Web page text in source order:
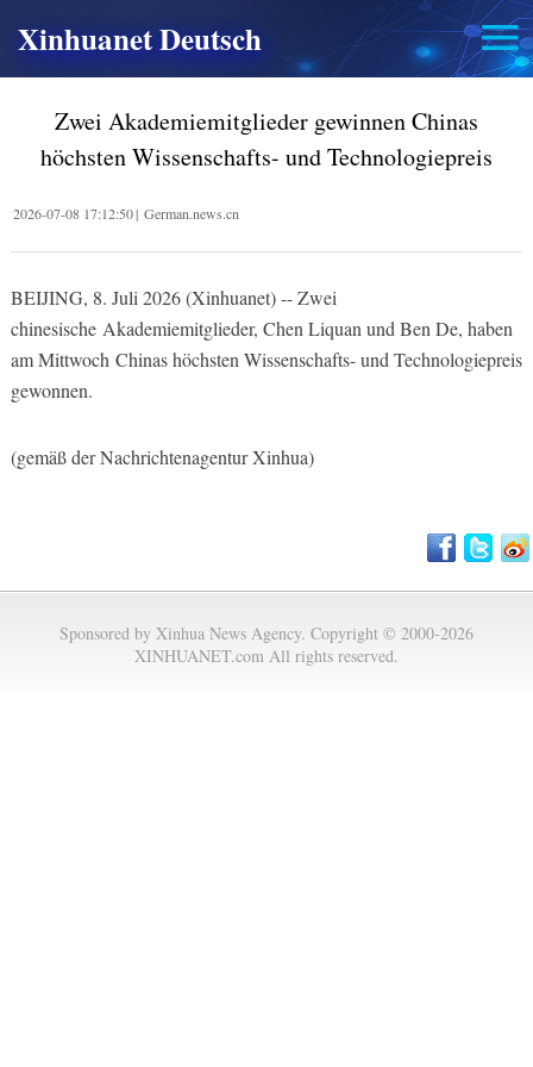
Xinhuanet Deutsch
Zwei Akademiemitglieder gewinnen Chinas
höchsten Wissenschafts- und Technologiepreis
2026-07-08 17:12:50| German.news.cn
BEIJING, 8. Juli 2026 (Xinhuanet) -- Zwei
chinesische Akademiemitglieder, Chen Liquan und Ben De, haben
am Mittwoch Chinas höchsten Wissenschafts- und Technologiepreis
gewonnen.
(gemäß der Nachrichtenagentur Xinhua)
Sponsored by Xinhua News Agency. Copyright © 2000-2026
XINHUANET.com All rights reserved.